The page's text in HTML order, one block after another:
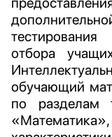
отбора
обучающий
по разделам